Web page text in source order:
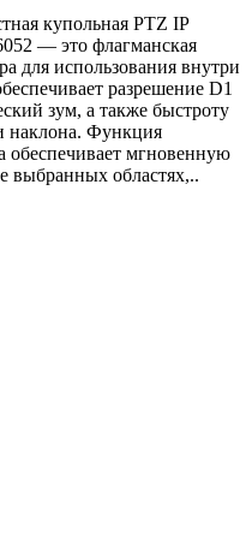
купольная PTZ IP
— это флагманская
для использования внутри
разрешение D1
зум, а также быстроту
наклона. Функция
обеспечивает мгновенную
выбранных областях,..